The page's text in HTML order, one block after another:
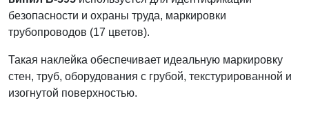
безопасности и охраны труда, маркировки
трубопроводов (17 цветов).
Такая наклейка обеспечивает идеальную маркировку
стен, труб, оборудования с грубой, текстурированной и
изогнутой поверхностью.